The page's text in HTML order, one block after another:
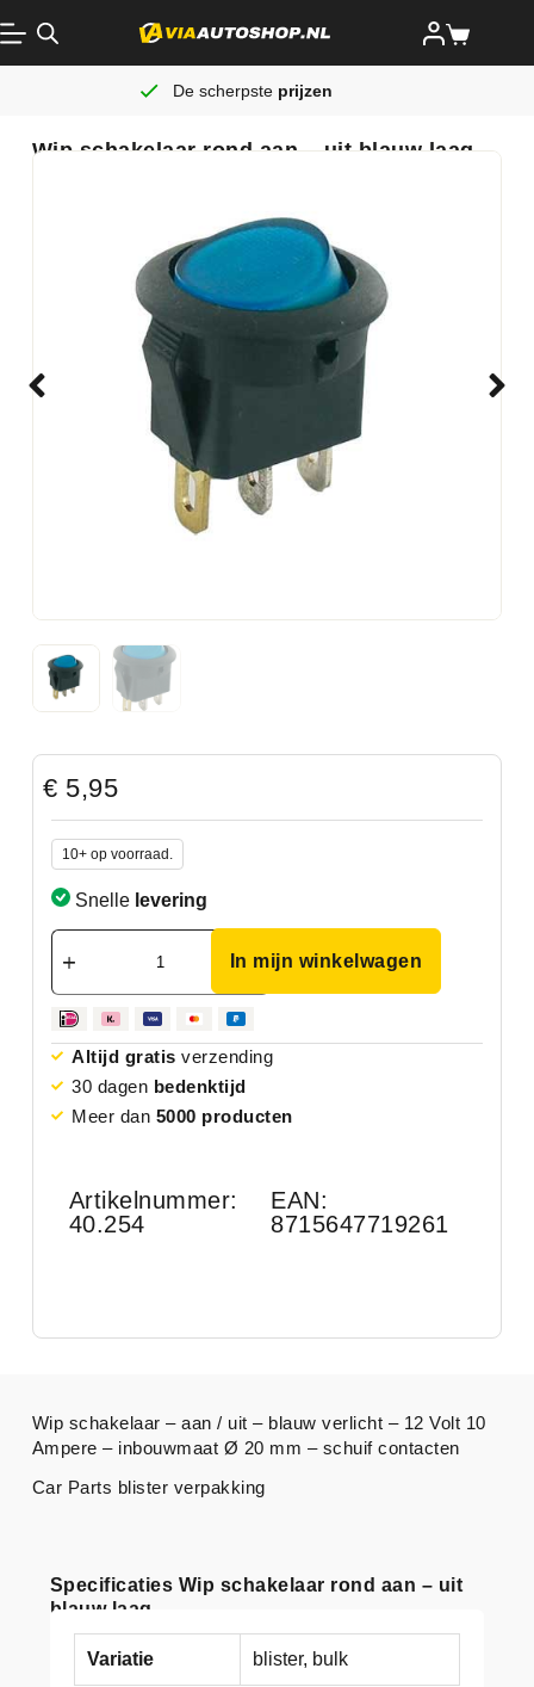
De scherpste prijzen
Wip schakelaar rond aan – uit blauw laag
€ 5,95
10+ op voorraad.
Snelle levering
In mijn winkelwagen
Altijd gratis verzending
30 dagen bedenktijd
Meer dan 5000 producten
Artikelnummer:
40.254
EAN:
8715647719261
Specificaties Wip schakelaar rond aan – uit
blauw laag
Variatie blister, bulk
Wip schakelaar – aan / uit – blauw verlicht – 12 Volt 10
Ampere – inbouwmaat Ø 20 mm – schuif contacten
Car Parts blister verpakking